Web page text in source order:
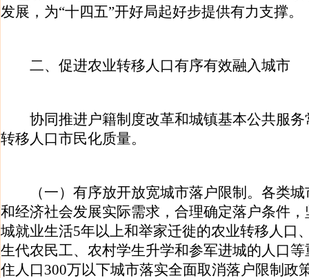
发展，为“十四五”开好局起好步提供有力支撑。
二、促进农业转移人口有序有效融入城市
协同推进户籍制度改革和城镇基本公共服务
转移人口市民化质量。
（一）有序放开放宽城市落户限制。各类城
和经济社会发展实际需求，合理确定落户条件
城就业生活5年以上和举家迁徙的农业转移人口
生代农民工、农村学生升学和参军进城的人口
住人口300万以下城市落实全面取消落户限制政